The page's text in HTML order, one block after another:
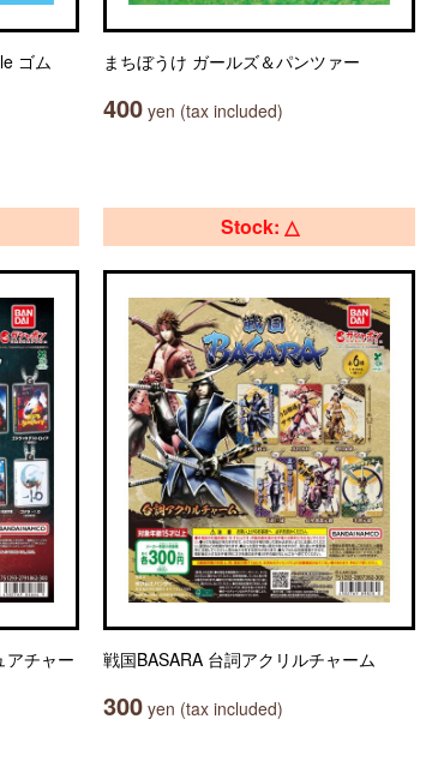
ゴム まちぼうけ ガールズ＆パンツァー
400 yen (tax included)
アチャー
Stock: △
戦国BASARA 台詞アクリルチャーム
300 yen (tax included)